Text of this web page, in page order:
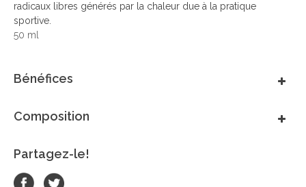
radicaux libres générés par la chaleur due à la pratique
sportive.
50 ml
Bénéfices
Composition
Partagez-le!